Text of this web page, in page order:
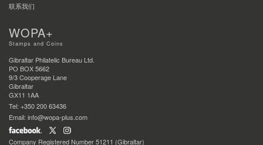
联系我们
WOPA+
Stamps and Coins
Gibraltar Philatelic Bureau Ltd.
PO BOX 5662
9/3 Cooperage Lane
Gibraltar
GX11 1AA
Tel: +350 200 63436
Email: info@wopa-plus.com
Company Registered Number 51211 (Gibraltar)